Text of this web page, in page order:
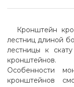
Кронштейн
лестниц длиной
лестницы к
кронштейнов.
Особенности
кронштейнов